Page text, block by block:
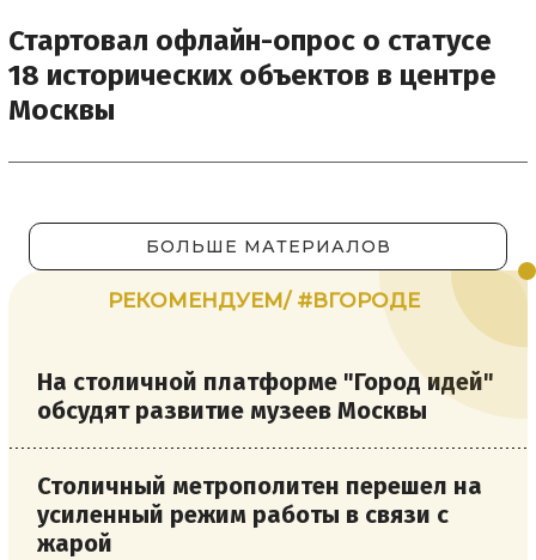
Стартовал офлайн-опрос о статусе
18 исторических объектов в центре
Москвы
БОЛЬШЕ МАТЕРИАЛОВ
РЕКОМЕНДУЕМ/ #ВГОРОДЕ
На столичной платформе "Город идей"
обсудят развитие музеев Москвы
Столичный метрополитен перешел на
усиленный режим работы в связи с
жарой